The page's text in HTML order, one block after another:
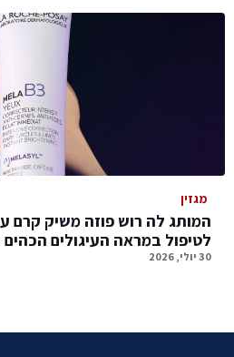
מגזין
המותג לה רוש פוזה משיק קרם
לטיפול במראה העיגולים
30 יולי, 2026